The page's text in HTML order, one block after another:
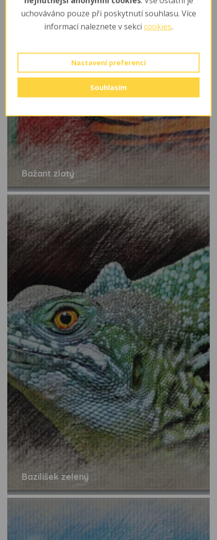
Bažant zlatý
Bazilišek zelený
uchováváno pouze při poskytnutí souhlasu. Více
informací naleznete v sekci cookies.
Nastavení preferencí
Souhlasím